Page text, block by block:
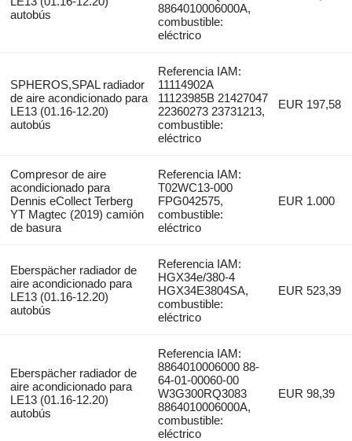
autobús
8864010006000A,
combustible:
eléctrico
SPHEROS,SPAL radiador
de aire acondicionado para
LE13 (01.16-12.20)
autobús
Referencia IAM:
11114902A
11123985B 21427047
22360273 23731213,
combustible:
eléctrico
EUR 197,58
Compresor de aire
acondicionado para
Dennis eCollect Terberg
YT Magtec (2019) camión
de basura
Referencia IAM:
T02WC13-000
FPG042575,
combustible:
eléctrico
EUR 1.000
Eberspächer radiador de
aire acondicionado para
LE13 (01.16-12.20)
autobús
Referencia IAM:
HGX34e/380-4
HGX34E3804SA,
combustible:
eléctrico
EUR 523,39
Eberspächer radiador de
aire acondicionado para
LE13 (01.16-12.20)
autobús
Referencia IAM:
8864010006000 88-
64-01-00060-00
W3G300RQ3083
8864010006000A,
combustible:
eléctrico
EUR 98,39